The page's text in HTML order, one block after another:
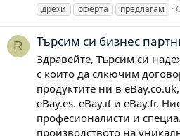
дрехи
оферта предлагам
R Търсим си бизнес
Здравейте, Търсим си
с които да слкючим
продуктите ни в
eBay.es. eBay.it и eBay.fr.
професионалисти и
производството на